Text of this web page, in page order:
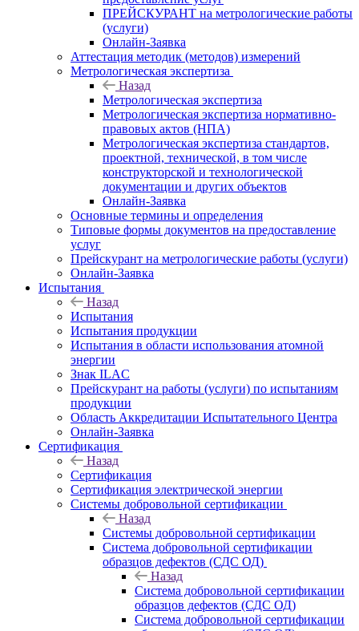
ПРЕЙСКУРАНТ на метрологические работы
(услуги)
Онлайн-Заявка
Аттестация методик (методов) измерений
Метрологическая экспертиза
Назад
Метрологическая экспертиза
Метрологическая экспертиза нормативно-
правовых актов (НПА)
Метрологическая экспертиза стандартов,
проектной, технической, в том числе
конструкторской и технологической
документации и других объектов
Онлайн-Заявка
Основные термины и определения
Типовые формы документов на предоставление
услуг
Прейскурант на метрологические работы (услуги)
Онлайн-Заявка
Испытания
Назад
Испытания
Испытания продукции
Испытания в области использования атомной
энергии
Знак ILAC
Прейскурант на работы (услуги) по испытаниям
продукции
Область Аккредитации Испытательного Центра
Онлайн-Заявка
Сертификация
Назад
Сертификация
Сертификация электрической энергии
Системы добровольной сертификации
Назад
Системы добровольной сертификации
Система добровольной сертификации
образцов дефектов (СДС ОД)
Назад
Система добровольной сертификации
образцов дефектов (СДС ОД)
Система добровольной сертификации